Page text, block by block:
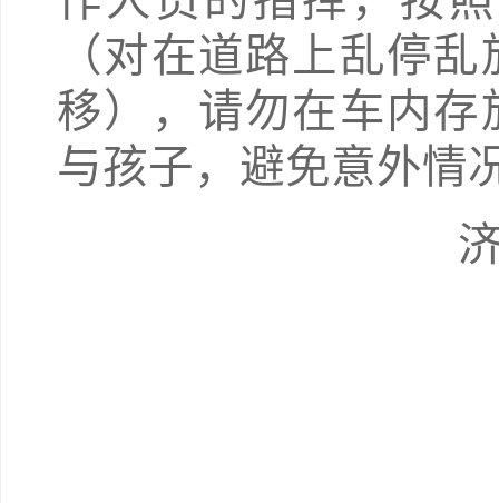
（对在道路上乱停
移），请勿在车内
与孩子，避免意外情